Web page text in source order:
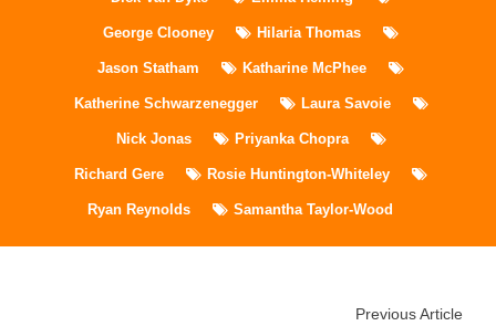
George Clooney Hilaria Thomas
Jason Statham Katharine McPhee
Katherine Schwarzenegger Laura Savoie
Nick Jonas Priyanka Chopra
Richard Gere Rosie Huntington-Whiteley
Ryan Reynolds Samantha Taylor-Wood
Previous Article